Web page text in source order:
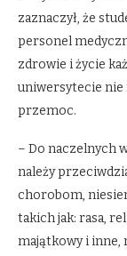
zaznaczył, że
personel
zdrowie i życie
uniwersytecie nie
przemoc.
– Do naczelnych
należy
chorobom,
takich jak: rasa,
majątkowy i inne,